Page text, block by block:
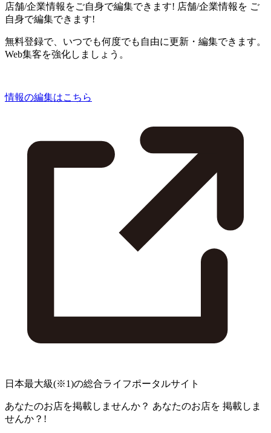
店舗/企業情報をご自身で編集できます! 店舗/企業情報を ご
自身で編集できます!
無料登録で、いつでも何度でも自由に更新・編集できます。
Web集客を強化しましょう。
情報の編集はこちら
日本最大級(※1)の総合ライフポータルサイト
あなたのお店を掲載しませんか？ あなたのお店を 掲載しま
せんか？!